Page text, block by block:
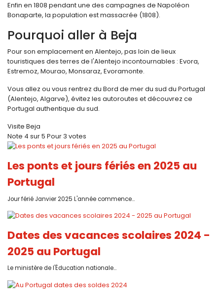
Enfin en 1808 pendant une des campagnes de Napoléon
Bonaparte, la population est massacrée (1808).
Pourquoi aller à Beja
Pour son emplacement en Alentejo, pas loin de lieux
touristiques des terres de l'Alentejo incontournables : Evora,
Estremoz, Mourao, Monsaraz, Evoramonte.
Vous allez ou vous rentrez du Bord de mer du sud du Portugal
(Alentejo, Algarve), évitez les autoroutes et découvrez ce
Portugal authentique du sud.
Visite Beja
Note 4 sur5 Pour 3 votes
Les ponts et jours fériés en 2025 au
Portugal
Jour férié Janvier 2025 L'année commence...
Dates des vacances scolaires 2024 -
2025 au Portugal
Le ministère de l'Éducation nationale...